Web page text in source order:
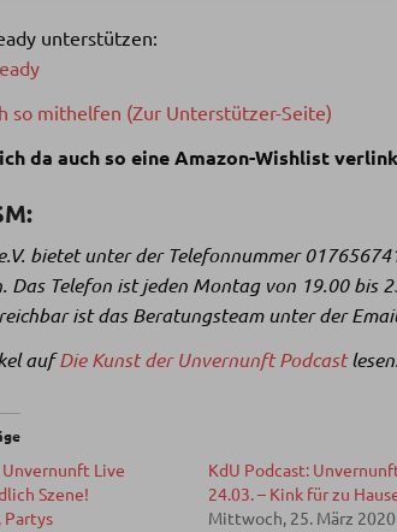
unterstützen:
so mithelfen (Zur Unterstützer-Seite)
da auch so eine Amazon-Wishlist
bietet unter der Telefonnummer
Das Telefon ist jeden Montag von 19.00 bis
ist das Beratungsteam unter der
aufDie Kunst der Unvernunft Podcastlesen.
Unvernunft Live
Szene!
Partys
KdU Podcast:
24.03. – Kink für zu
Mittwoch, 25. März 2020